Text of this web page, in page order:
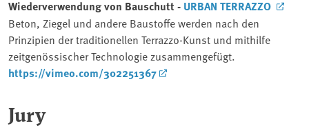
Wiederverwendung von Bauschutt - URBAN TERRAZZO
Beton, Ziegel und andere Baustoffe werden nach den
Prinzipien der traditionellen Terrazzo-Kunst und mithilfe
zeitgenössischer Technologie zusammengefügt.
https://vimeo.com/302251367
Jury